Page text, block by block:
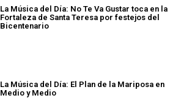
La Música del Día: No Te Va Gustar toca en la
Fortaleza de Santa Teresa por festejos del
Bicentenario
La Música del Día: El Plan de la Mariposa en
Medio y Medio